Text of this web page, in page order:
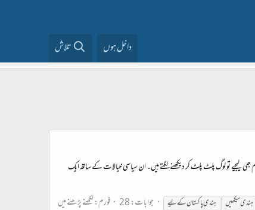
داخل ہوں تلاش
لیجیے تو لوگ پلٹ پلٹ کر دیکھنے لگتے ہیں۔ ان سیاسی خیالات کے ساتھ ایک
ہندیسیکھیں ہندیپاکستان کے لیے جوابات: 28 فورم:لکھنے پڑھنے میں